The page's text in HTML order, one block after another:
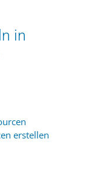
in
erstellen